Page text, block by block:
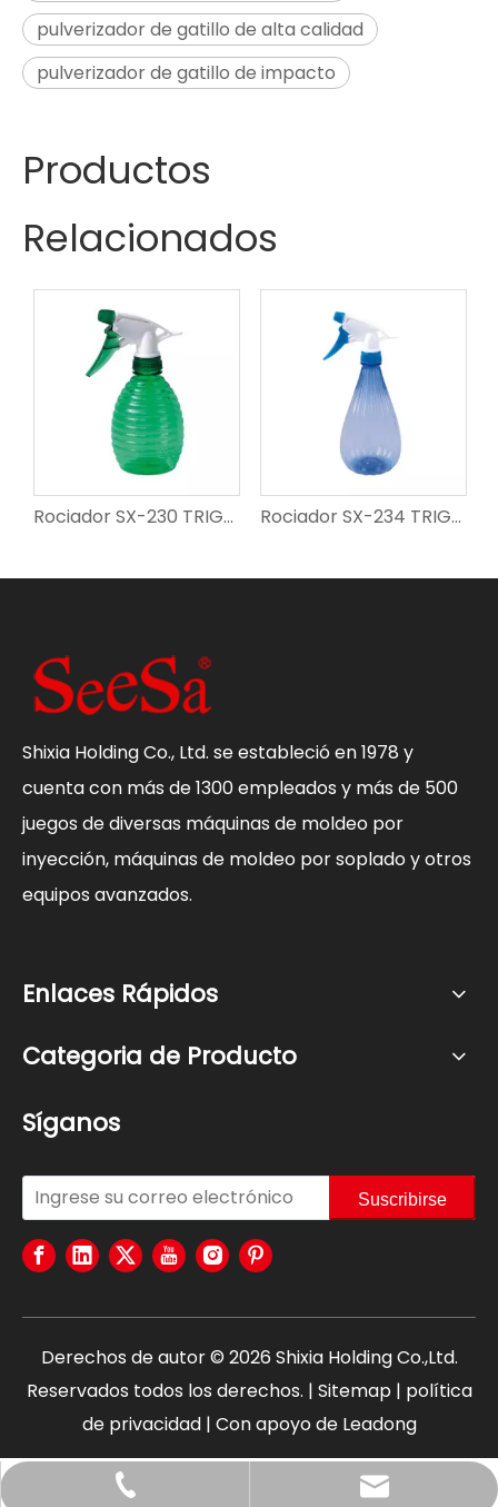
pulverizador de gatillo de alta calidad
pulverizador de gatillo de impacto
Productos
Relacionados
Rociador SX-230 TRIGER Rociador SX-234 TRIGER
Shixia Holding Co., Ltd. se estableció en 1978 y
cuenta con más de 1300 empleados y más de 500
juegos de diversas máquinas de moldeo por
inyección, máquinas de moldeo por soplado y otros
equipos avanzados.
Enlaces Rápidos
Categoria de Producto
Síganos
Suscribirse
Derechos de autor © 2026 Shixia Holding Co.,Ltd.
Reservados todos los derechos. | Sitemap| política
de privacidad| Con apoyo de Leadong